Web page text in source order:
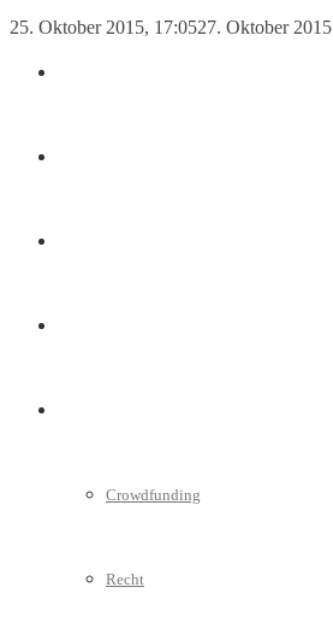
Crowdfunding
Recht
25. Oktober 2015, 17:0527. Oktober 2015